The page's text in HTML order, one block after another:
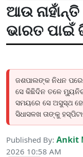
ଆଉ
ଭାରତ ପାଇଁ
ଜଶପାଲଙ୍କ ନିଧନ ପରେ
ସେ କିଛିଦିନ ତଳେ
ସମୟରେ ସେ ଅସୁସ୍ଥ
ସିଧାସଳଖ ତାଙ୍କୁ
Published By: Ankit
2026 10:58 AM